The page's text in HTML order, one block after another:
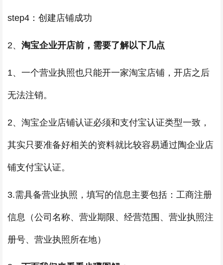
step4：创建店铺成功
2、 淘宝企业开店前，需要了解以下几点
1、一个营业执照也只能开一家淘宝店铺，开店之后
无法注销。
2、淘宝企业店铺认证必须和支付宝认证类型一致，
其实只要准备好相关的资料就比较容易通过陶企业店
铺支付宝认证。
3.需具备营业执照，填写的信息主要包括：工商注册
信息（公司名称、营业期限、经营范围、营业执照注
册号、营业执照所在地）